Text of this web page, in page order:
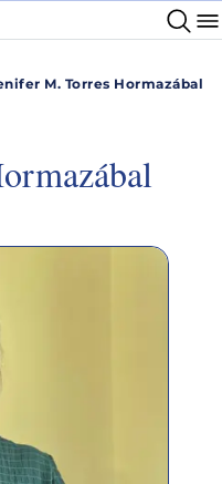
M. Torres Hormazábal